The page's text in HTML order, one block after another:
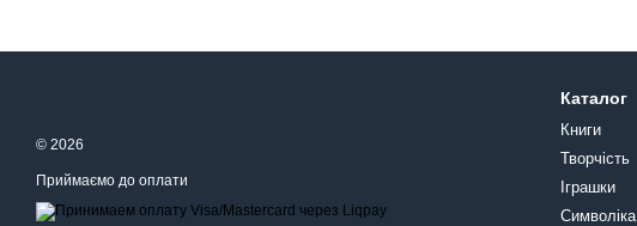
© 2026
Приймаємо до оплати
Каталог
Книги
Творчість
Іграшки
Символіка